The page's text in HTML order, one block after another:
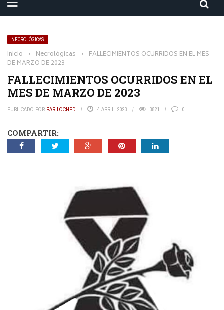
NECROLÓGICAS
Inicio › Necrológicas › FALLECIMIENTOS OCURRIDOS EN EL MES
DE MARZO DE 2023
FALLECIMIENTOS OCURRIDOS EN EL
MES DE MARZO DE 2023
PUBLICADO POR BARILOCHED 4 ABRIL, 2023 3821 0
COMPARTIR: